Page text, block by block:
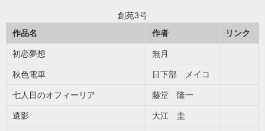
創苑3号
作品名
作者 リンク
初恋夢想 無月
秋色電車 日下部 メイコ
七人目のオフィーリア 藤堂 隆一
遺影 大江 圭